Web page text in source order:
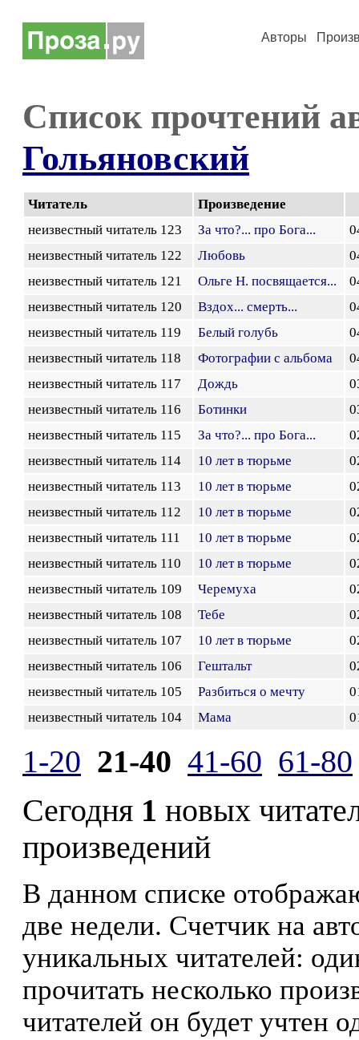
Авторы
Список прочтений
Гольяновский
Читатель
Произведение
неизвестный читатель 123
За что?... про Бога...
неизвестный читатель 122
Любовь
неизвестный читатель 121
Ольге Н. посвящается...
неизвестный читатель 120
Вздох... смерть...
неизвестный читатель 119
Белый голубь
неизвестный читатель 118
Фотографии с альбома
неизвестный читатель 117
Дождь
неизвестный читатель 116
Ботинки
неизвестный читатель 115
За что?... про Бога...
неизвестный читатель 114
10 лет в тюрьме
неизвестный читатель 113
10 лет в тюрьме
неизвестный читатель 112
10 лет в тюрьме
неизвестный читатель 111
10 лет в тюрьме
неизвестный читатель 110
10 лет в тюрьме
неизвестный читатель 109
Черемуха
неизвестный читатель 108
Тебе
неизвестный читатель 107
10 лет в тюрьме
неизвестный читатель 106
Гештальт
неизвестный читатель 105
Разбиться о мечту
неизвестный читатель 104
Мама
1-20 21-40 41-60 61-80
Сегодня 1 новых
произведений
В данном списке
две недели. Счетчик на
уникальных читателей:
прочитать несколько
читателей он будет учтен